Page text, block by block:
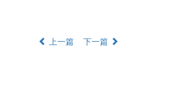
上一篇 下一篇